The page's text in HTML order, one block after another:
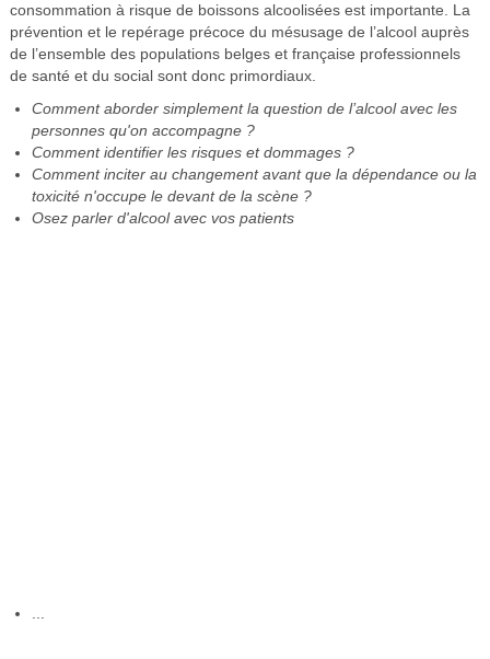
consommation à risque de boissons alcoolisées est importante. La
prévention et le repérage précoce du mésusage de l’alcool auprès
de l’ensemble des populations belges et française professionnels
de santé et du social sont donc primordiaux.
Comment aborder simplement la question de l’alcool avec les
personnes qu'on accompagne ?
Comment identifier les risques et dommages ?
Comment inciter au changement avant que la dépendance ou la
toxicité n'occupe le devant de la scène ?
Osez parler d'alcool avec vos patients